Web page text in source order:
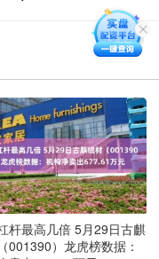
杆最高几倍 5月29日古麒
001390）龙虎榜数据：